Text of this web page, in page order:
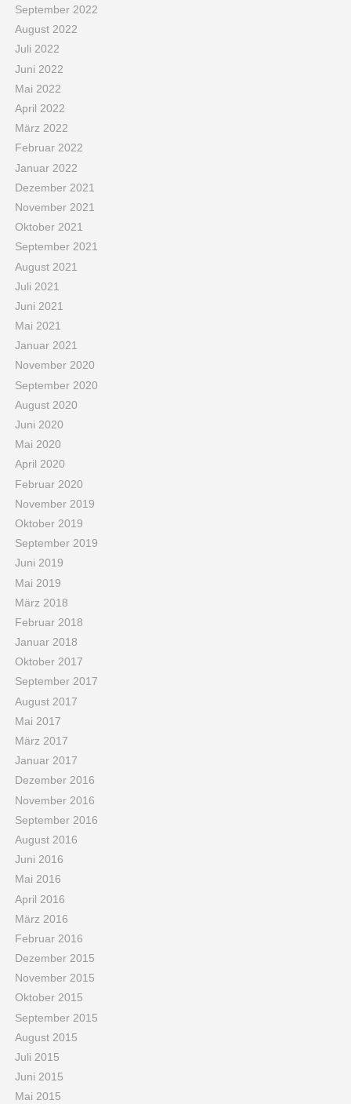
September 2022
August 2022
Juli 2022
Juni 2022
Mai 2022
April 2022
März 2022
Februar 2022
Januar 2022
Dezember 2021
November 2021
Oktober 2021
September 2021
August 2021
Juli 2021
Juni 2021
Mai 2021
Januar 2021
November 2020
September 2020
August 2020
Juni 2020
Mai 2020
April 2020
Februar 2020
November 2019
Oktober 2019
September 2019
Juni 2019
Mai 2019
März 2018
Februar 2018
Januar 2018
Oktober 2017
September 2017
August 2017
Mai 2017
März 2017
Januar 2017
Dezember 2016
November 2016
September 2016
August 2016
Juni 2016
Mai 2016
April 2016
März 2016
Februar 2016
Dezember 2015
November 2015
Oktober 2015
September 2015
August 2015
Juli 2015
Juni 2015
Mai 2015